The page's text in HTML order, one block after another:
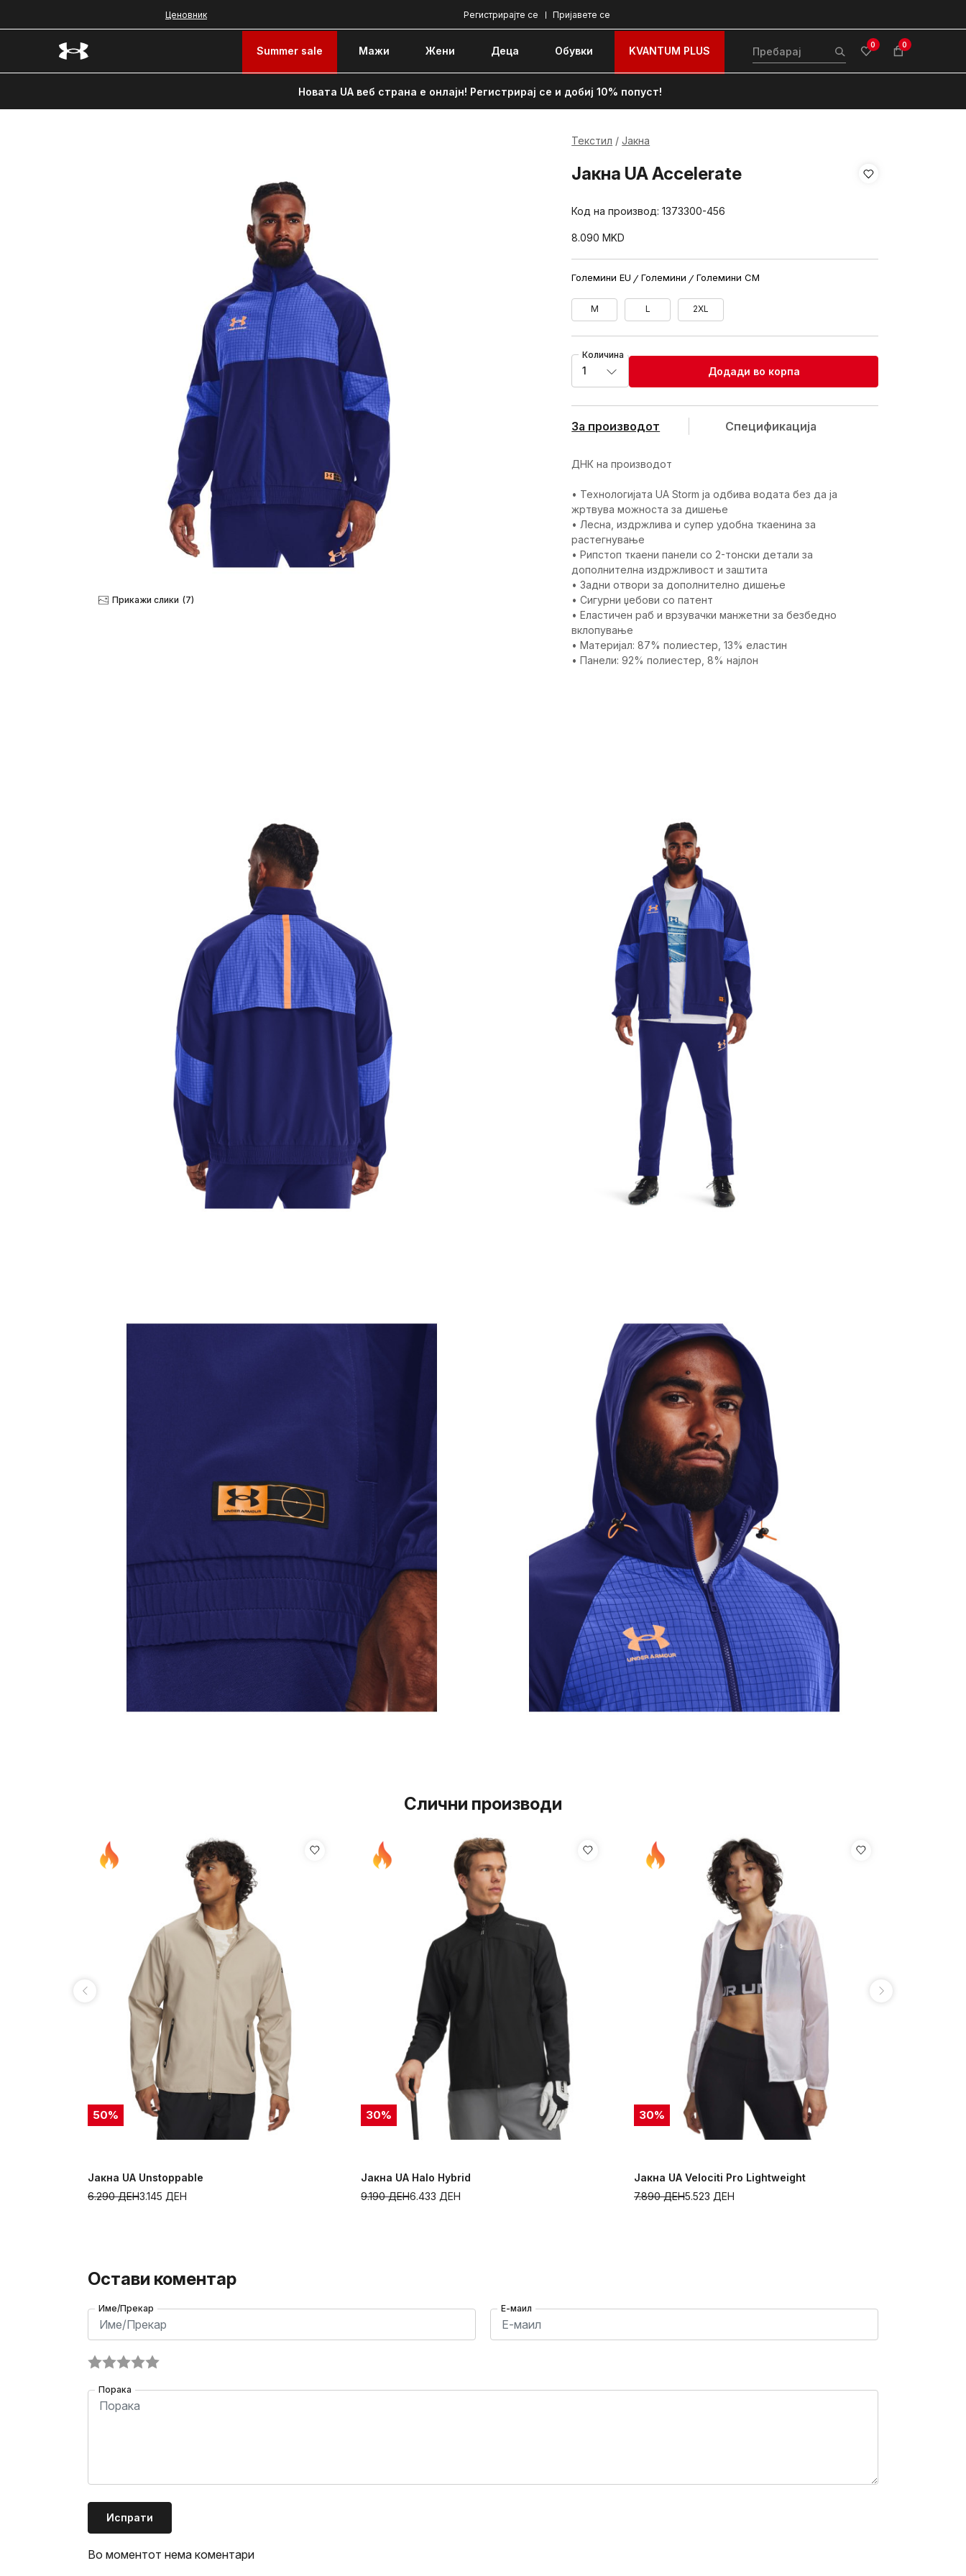
Ценовник Пријавете се
Регистрирајте се
Summer sale Мажи Жени Децa Обувки KVANTUM PLUS 0 0
Новата UA веб страна е онлајн! Регистрирај се и добиј 10% попуст!
Прикажи слики (7)
Текстил Јакна
Јакна UA Accelerate
Код на производ:1373300-456
8.090MKD
Големини EU Големини Големини CM
M L 2XL
Количина
1 Додади во корпа
За производот Спецификацијa
ДНК на производот
• Технологијата UA Storm ја одбива водата без да ја
жртвува можноста за дишење
• Лесна, издржлива и супер удобна ткаенина за
растегнување
• Рипстоп ткаени панели со 2-тонски детали за
дополнителна издржливост и заштита
• Задни отвори за дополнително дишење
• Сигурни џебови со патент
• Еластичен раб и врзувачки манжетни за безбедно
вклопување
• Материјал: 87% полиестер, 13% еластин
• Панели: 92% полиестер, 8% најлон
Слични производи
50%
Јакна UA Unstoppable
3.145 ДЕН
6.290ДЕН
30%
Јакна UA Halo Hybrid
6.433 ДЕН
9.190ДЕН
30%
Јакна UA Velociti Pro Lightweight
5.523 ДЕН
7.890ДЕН
Остави коментар
Име/Прекар Е-маил
Порака
Испрати
Во моментот нема коментари